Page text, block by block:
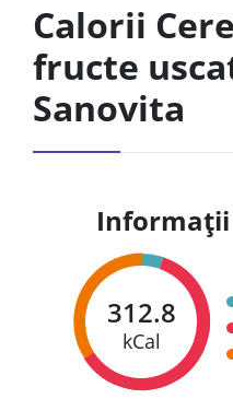
Calorii
fructe
Sanovita
312.8
kCal